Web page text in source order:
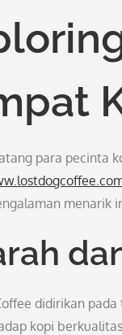
para pecinta
menarik
didirikan
kopi